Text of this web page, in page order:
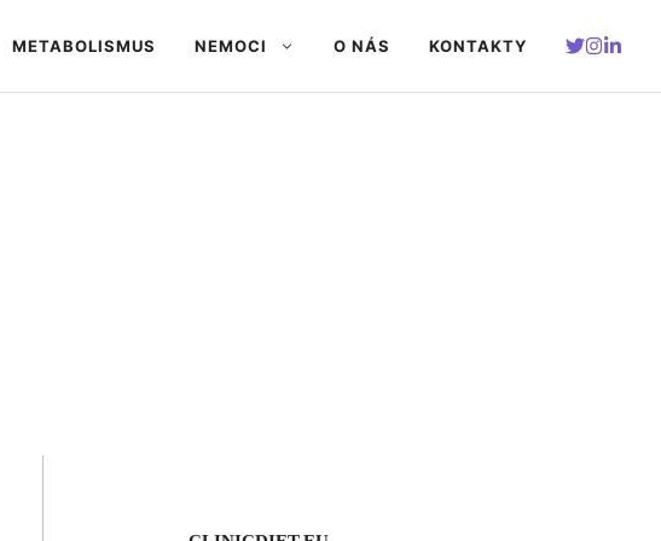
METABOLISMUS NEMOCI O NÁS KONTAKTY